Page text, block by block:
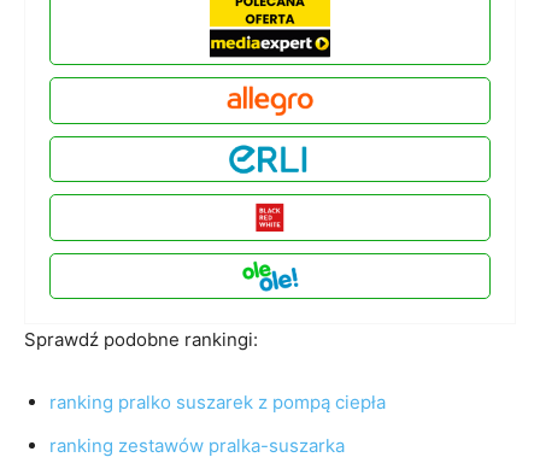
Sprawdź podobne rankingi:
ranking pralko suszarek z pompą ciepła
ranking zestawów pralka-suszarka